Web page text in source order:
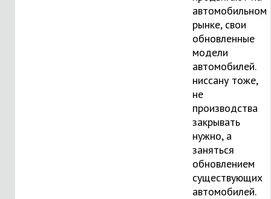
автомобильном
рынке, свои
обновленные
модели
автомобилей.
ниссану тоже,
не
производства
закрывать
нужно, а
заняться
обновлением
существующих
автомобилей.